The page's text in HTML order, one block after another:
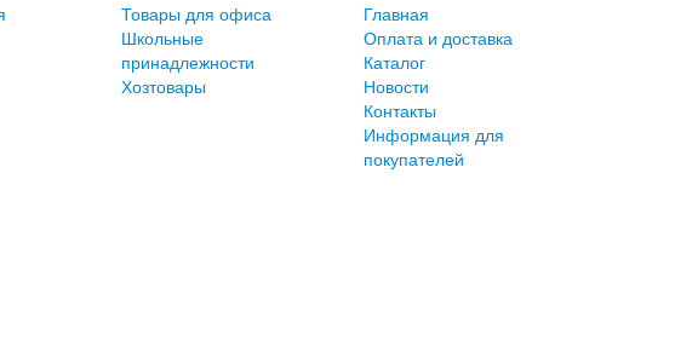
Товары для офиса
Школьные
принадлежности
Хозтовары
Главная
Оплата и доставка
Каталог
Новости
Контакты
Информация для
покупателей